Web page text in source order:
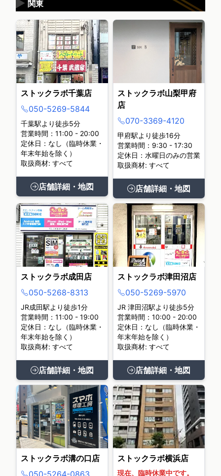
関東
▶
ストックラボ千葉店
050-5269-5844
千葉駅より徒歩5分
営業時間：11:00 - 20:00
定休日：なし（臨時休業・
年末年始を除く）
取扱商材: すべて
店舗詳細・地図
ストックラボ山梨甲府
店
070-3369-4120
甲府駅より徒歩16分
営業時間：9:30 - 17:30
定休日：水曜日のみの営業
取扱商材: すべて
店舗詳細・地図
ストックラボ成田店
050-5268-8313
JR成田駅より徒歩1分
営業時間：11:00 - 19:00
定休日：なし（臨時休業・
年末年始を除く）
取扱商材: すべて
店舗詳細・地図
ストックラボ津田沼店
050-5269-5970
JR 津田沼駅より徒歩5分
営業時間：10:00 - 20:00
定休日：なし（臨時休業・
年末年始を除く）
取扱商材: すべて
店舗詳細・地図
ストックラボ溝の口店
050-5264-0863
ストックラボ横浜店
現在、臨時休業中です。